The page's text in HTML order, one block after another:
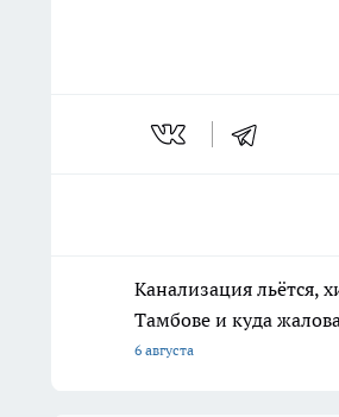
Канализация льётся,
Тамбове и куда
6 августа